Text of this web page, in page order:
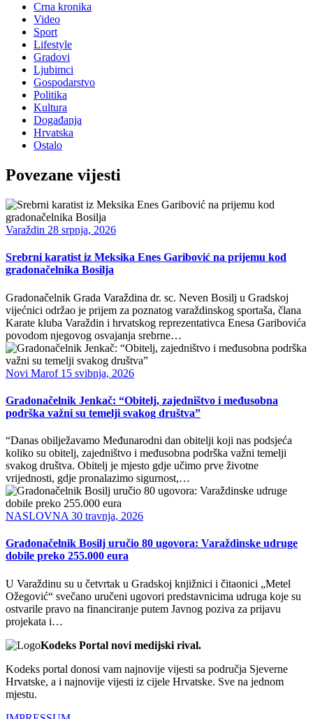
Crna kronika
Video
Sport
Lifestyle
Gradovi
Ljubimci
Gospodarstvo
Politika
Kultura
Događanja
Hrvatska
Ostalo
Povezane vijesti
Varaždin 28 srpnja, 2026
Srebrni karatist iz Meksika Enes Garibović na prijemu kod
gradonačelnika Bosilja
Gradonačelnik Grada Varaždina dr. sc. Neven Bosilj u Gradskoj
vijećnici održao je prijem za poznatog varaždinskog sportaša, člana
Karate kluba Varaždin i hrvatskog reprezentativca Enesa Garibovića
povodom njegovog osvajanja srebrne…
Novi Marof15 svibnja, 2026
Gradonačelnik Jenkač: “Obitelj, zajedništvo i međusobna
podrška važni su temelji svakog društva”
“Danas obilježavamo Međunarodni dan obitelji koji nas podsjeća
koliko su obitelj, zajedništvo i međusobna podrška važni temelji
svakog društva. Obitelj je mjesto gdje učimo prve životne
vrijednosti, gdje pronalazimo sigurnost,…
NASLOVNA 30 travnja, 2026
Gradonačelnik Bosilj uručio 80 ugovora: Varaždinske udruge
dobile preko 255.000 eura
U Varaždinu su u četvrtak u Gradskoj knjižnici i čitaonici „Metel
Ožegović“ svečano uručeni ugovori predstavnicima udruga koje su
ostvarile pravo na financiranje putem Javnog poziva za prijavu
projekata i…
Kodeks Portal novi medijski rival.
Kodeks portal donosi vam najnovije vijesti sa područja Sjeverne
Hrvatske, a i najnovije vijesti iz cijele Hrvatske. Sve na jednom
mjestu.